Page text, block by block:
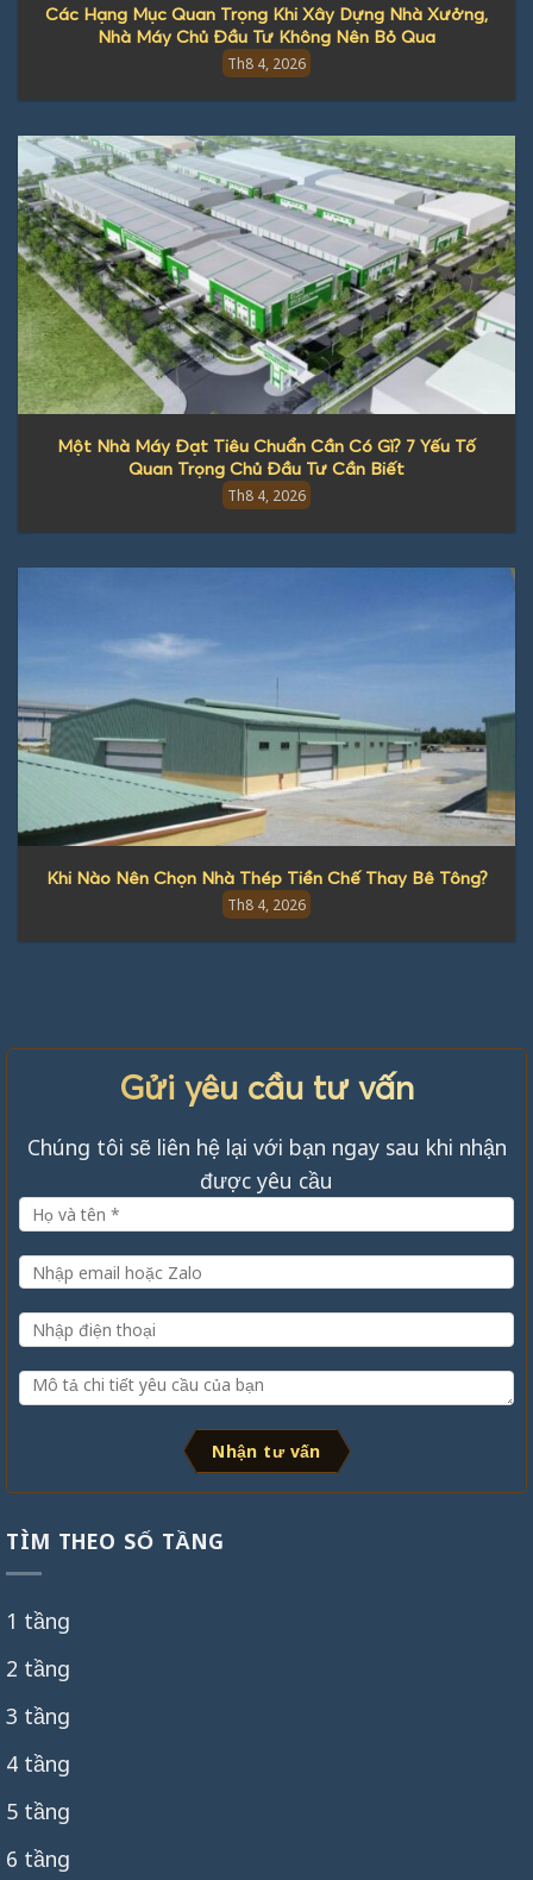
Các Hạng Mục Quan Trọng Khi Xây Dựng Nhà Xưởng,
Nhà Máy Chủ Đầu Tư Không Nên Bỏ Qua
Th8 4, 2026
Một Nhà Máy Đạt Tiêu Chuẩn Cần Có Gì? 7 Yếu Tố
Quan Trọng Chủ Đầu Tư Cần Biết
Th8 4, 2026
Khi Nào Nên Chọn Nhà Thép Tiền Chế Thay Bê Tông?
Th8 4, 2026
Gửi yêu cầu tư vấn
Chúng tôi sẽ liên hệ lại với bạn ngay sau khi nhận
được yêu cầu
Nhận tư vấn
TÌM THEO SỐ TẦNG
1 tầng
2 tầng
3 tầng
4 tầng
5 tầng
6 tầng